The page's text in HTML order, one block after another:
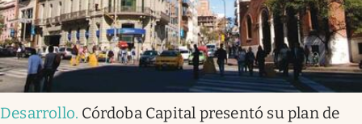
Desarrollo. Córdoba Capital presentó su plan de